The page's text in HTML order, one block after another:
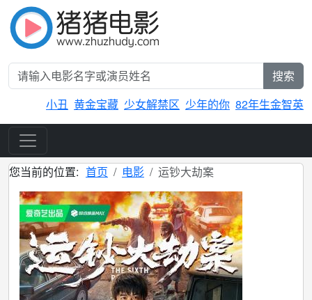
搜索
小丑 黄金宝藏 少女解禁区 少年的你 82年生金智英
您当前的位置: 首页 电影 运钞大劫案